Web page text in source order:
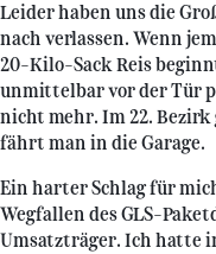
Leider haben uns die
nach verlassen. Wenn
20-Kilo-Sack Reis
unmittelbar vor der Tür
nicht mehr. Im 22. Bezirk
fährt man in die Garage.
Ein harter Schlag für
Wegfallen des GLS-
Umsatzträger. Ich hatte